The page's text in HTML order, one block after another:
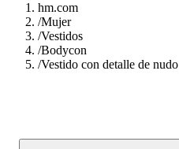
hm.com
/Mujer
/Vestidos
/Bodycon
/Vestido con detalle de nudo